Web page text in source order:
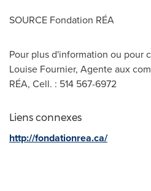
SOURCE Fondation RÉA
Pour plus d'information ou pour
Louise Fournier, Agente aux
RÉA, Cell. : 514 567-6972
Liens connexes
http://fondationrea.ca/